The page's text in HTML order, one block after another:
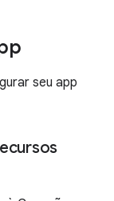
seu app